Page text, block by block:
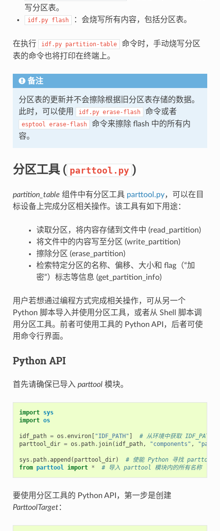
写分区表。
idf.py flash ：会烧写所有内容，包括分区表。
在执行 idf.py partition-table
命令时，手动烧写分区
表的命令也将打印在终端上。
备注
分区表的更新并不会擦除根据旧分区表存储的数据。
此时，可以使用
idf.py erase-flash 命令或者
esptool erase-flash
命令来擦除 flash 中的所有内
容。
分区工具 ( parttool.py )
partition_table 组件中有分区工具 parttool.py，可以在目
标设备上完成分区相关操作。该工具有如下用途：
读取分区，将内容存储到文件中 (read_partition)
将文件中的内容写至分区 (write_partition)
擦除分区 (erase_partition)
检索特定分区的名称、偏移、大小和 flag（“加
密”）标志等信息 (get_partition_info)
用户若想通过编程方式完成相关操作，可从另一个
Python 脚本导入并使用分区工具，或者从 Shell 脚本调
用分区工具。前者可使用工具的 Python API，后者可使
用命令行界面。
Python API
首先请确保已导入 parttool模块。
import sys
import os
idf_path = os .environ[ "IDF_PATH" ]
# 从环境中获取 IDF_PATH
parttool_dir = os . path. join( idf_path, "components" ,
sys . path.append ( parttool_dir)
# 使能 Python 寻找 parttool
from parttool import * # 导入 parttool 模块内的所有名称
要使用分区工具的 Python API，第一步是创建
ParttoolTarget：